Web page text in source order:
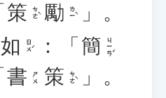
策 ㄘㄜˋ 勵 ㄌㄧˋ
」。
如 ㄖㄨˊ ：「 簡 ㄐㄧㄢˇ
書 ㄕㄨ 策 ㄘㄜˋ
」。